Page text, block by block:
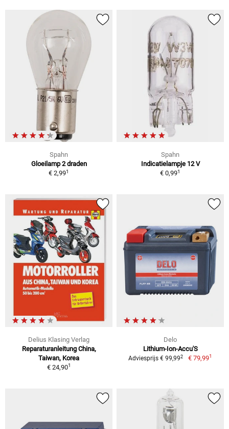
Spahn
Gloeilamp 2 draden
€ 2,991
Spahn
Indicatielampje 12 V
€ 0,991
Delius Klasing Verlag
Reparaturanleitung China,
Taiwan, Korea
€ 24,901
Delo
Lithium-Ion-Accu'S
Adviesprijs € 99,992 € 79,991